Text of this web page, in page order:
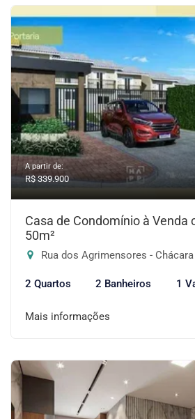
A partir de:
R$ 339.900
Casa de Condomínio à Venda
50m²
Rua dos Agrimensores - Chácara
2 Quartos 2 Banheiros 1
Mais informações